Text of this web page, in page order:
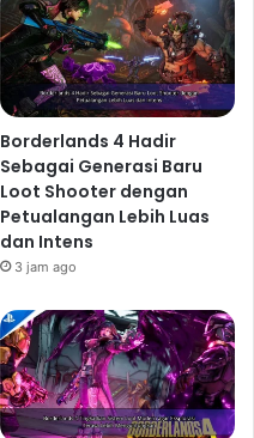
Borderlands 4 Hadir
Sebagai Generasi Baru
Loot Shooter dengan
Petualangan Lebih Luas
dan Intens
3 jam ago